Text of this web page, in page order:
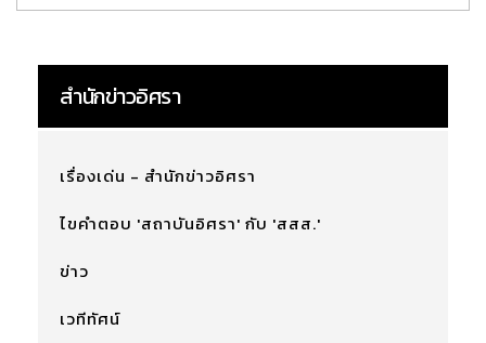
สำนักข่าวอิศรา
เรื่องเด่น - สำนักข่าวอิศรา
ไขคำตอบ 'สถาบันอิศรา' กับ 'สสส.'
ข่าว
เวทีทัศน์